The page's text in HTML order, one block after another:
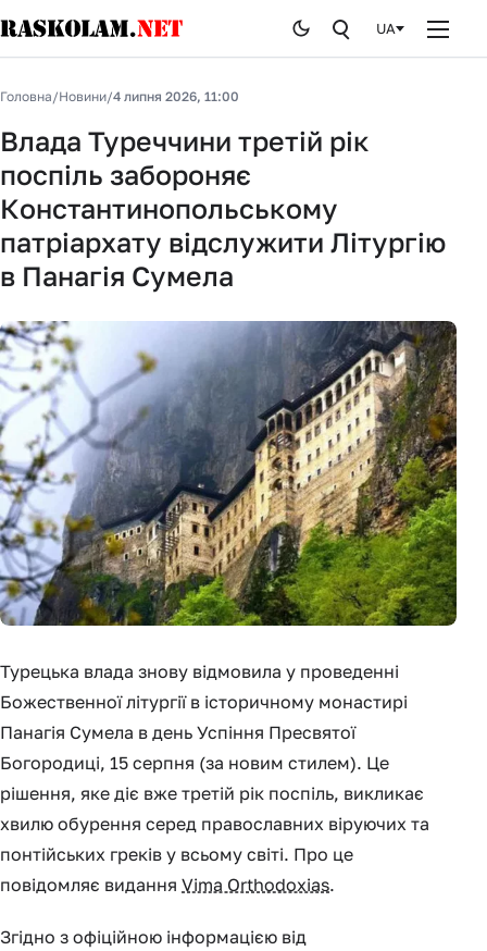
Публікації
Курйози
Стоп брехні
Історія
Від редакції
UA
Головна/Новини/4 липня 2026, 11:00
Влада Туреччини третій рік
поспіль забороняє
Константинопольському
патріархату відслужити Літургію
в Панагія Сумела
Турецька влада знову відмовила у проведенні
Божественної літургії в історичному монастирі
Панагія Сумела в день Успіння Пресвятої
Богородиці, 15 серпня (за новим стилем). Це
рішення, яке діє вже третій рік поспіль, викликає
хвилю обурення серед православних віруючих та
понтійських греків у всьому світі. Про це
повідомляє видання Vima Orthodoxias.
Згідно з офіційною інформацією від